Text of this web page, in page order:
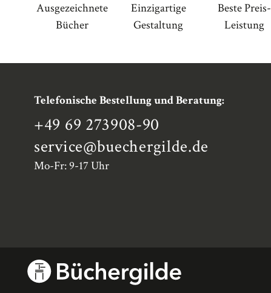
Ausgezeichnete
Bücher
Einzigartige
Gestaltung
Beste Preis-
Leistung
Telefonische Bestellung und Beratung:
+49 69 273908-90
service@buechergilde.de
Mo-Fr: 9-17 Uhr